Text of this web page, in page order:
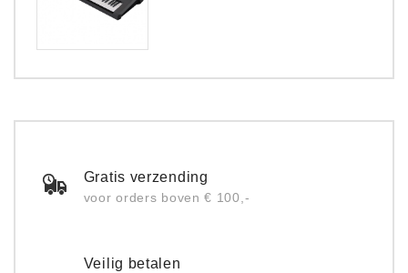
Gratis verzending
voor orders boven € 100,-
Veilig betalen